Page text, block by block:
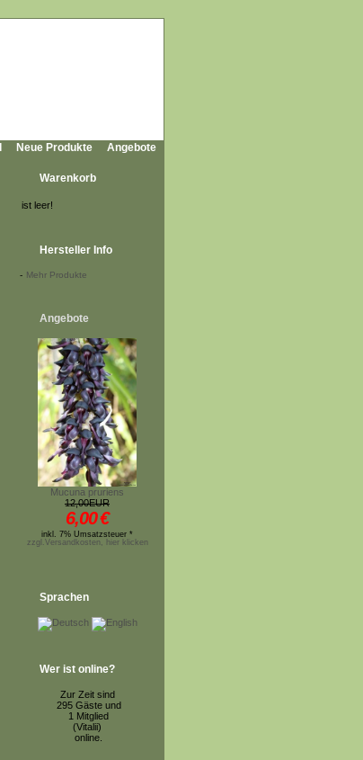
Neue Produkte Angebote
Warenkorb
ist leer!
Hersteller Info
- Mehr Produkte
Angebote
Mucuna pruriens
12,00EUR
6,00€
inkl. 7% Umsatzsteuer *
zzgl.Versandkosten, hier klicken
Sprachen
Wer ist online?
Zur Zeit sind
295 Gäste und
1 Mitglied
(Vitalii)
online.